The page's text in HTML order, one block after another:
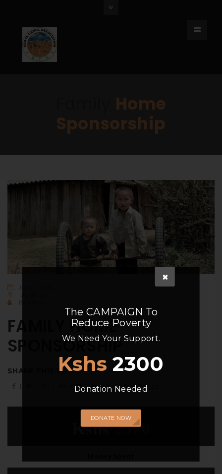
Home
Sponsorship
Ukiah, CA
By
FAMILY HOME
SPONSORSHIP
SHARE THIS POST:
Kshs2570
The CAMPAIGN To
Reduce Poverty
We Need Your Support.
Kshs 2300
Donation Needed
DONATE NOW